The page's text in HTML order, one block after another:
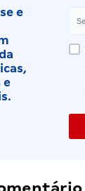
e
e